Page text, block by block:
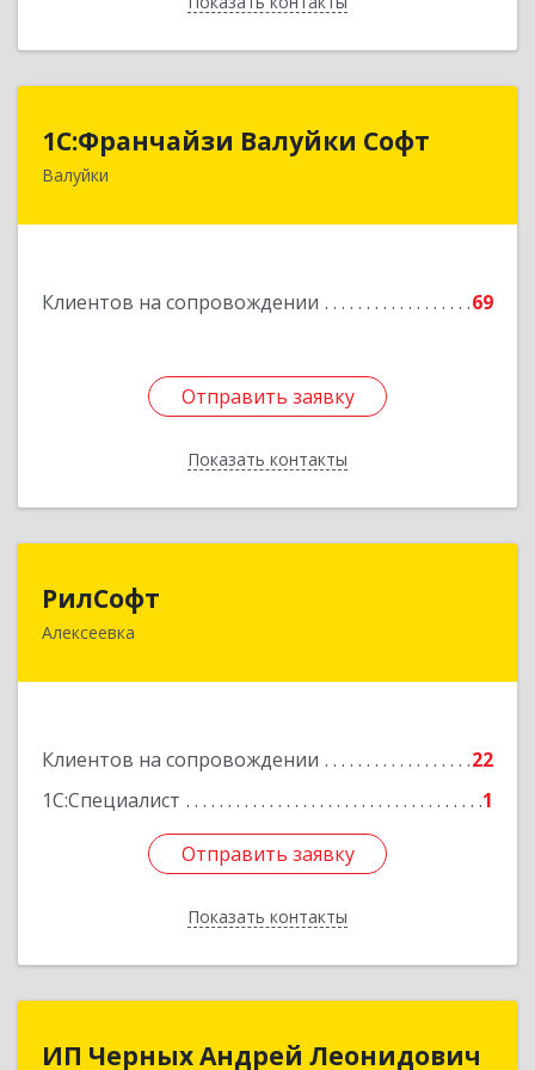
1С:Франчайзи Валуйки Софт
Валуйки
Клиентов на сопровождении 69
Отправить заявку
Показать контакты
1С:Франчайзи Валуйки Софт
309996, Белгородская обл, Валуйки г, Горького,
Отправить заявку
Назад
РилСофт
Алексеевка
Клиентов на сопровождении
22
1С:Специалист
1
Отправить заявку
Показать контакты
309850, Белгородская обл, Алексеевский р-н,
Отправить заявку
Назад
ИП Черных Андрей Леонидович
ИП Черных Андрей Леонидович